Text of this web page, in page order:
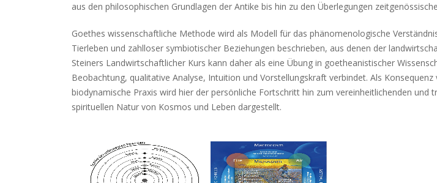
aus den philosophischen Grundlagen der Antike bis hin zu den Überlegungen
Goethes wissenschaftliche Methode wird als Modell für das phänomenologische
Tierleben und zahlloser symbiotischer Beziehungen beschrieben, aus denen der
Steiners Landwirtschaftlicher Kurs kann daher als eine Übung in goetheanistischer
Beobachtung, qualitative Analyse, Intuition und Vorstellungskraft verbindet. Als
biodynamische Praxis wird hier der persönliche Fortschritt hin zum vereinheitlichenden und
spirituellen Natur von Kosmos und Leben dargestellt.